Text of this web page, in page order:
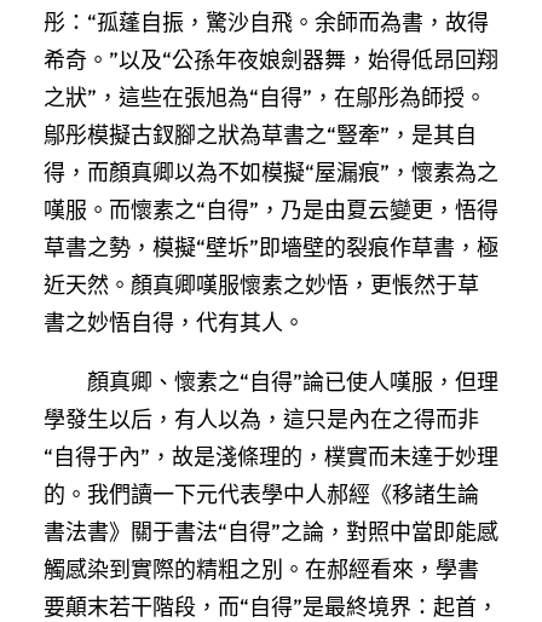
彤：“孤蓬自振，驚沙自飛。余師而為書，故得
希奇。”以及“公孫年夜娘劍器舞，始得低昂回翔
之狀”，這些在張旭為“自得”，在鄔彤為師授。
鄔彤模擬古釵腳之狀為草書之“豎牽”，是其自
得，而顏真卿以為不如模擬“屋漏痕”，懷素為之
嘆服。而懷素之“自得”，乃是由夏云變更，悟得
草書之勢，模擬“壁坼”即墻壁的裂痕作草書，極
近天然。顏真卿嘆服懷素之妙悟，更悵然于草
書之妙悟自得，代有其人。
顏真卿、懷素之“自得”論已使人嘆服，但理
學發生以后，有人以為，這只是內在之得而非
“自得于內”，故是淺條理的，樸實而未達于妙理
的。我們讀一下元代表學中人郝經《移諸生論
書法書》關于書法“自得”之論，對照中當即能感
觸感染到實際的精粗之別。在郝經看來，學書
要顛末若干階段，而“自得”是最終境界：起首，